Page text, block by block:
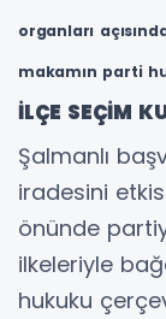
organları
makamın parti
İLÇE SEÇİM
Şalmanlı
iradesini
önünde
ilkeleriyle
hukuku